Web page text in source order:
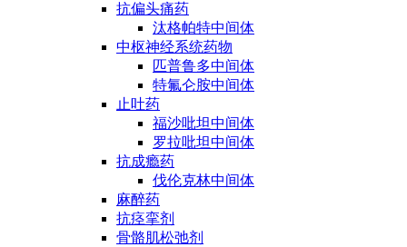
抗偏头痛药
汰格帕特中间体
中枢神经系统药物
匹普鲁多中间体
特氟仑胺中间体
止吐药
福沙吡坦中间体
罗拉吡坦中间体
抗成瘾药
伐伦克林中间体
麻醉药
抗痉挛剂
骨骼肌松弛剂